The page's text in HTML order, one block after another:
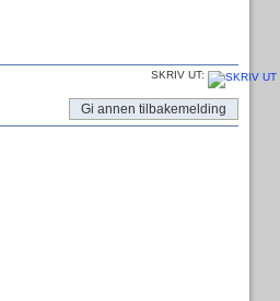
SKRIV UT:
Gi annen tilbakemelding